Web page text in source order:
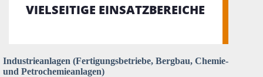
VIELSEITIGE EINSATZBEREICHE
Industrieanlagen (Fertigungsbetriebe, Bergbau, Chemie-
und Petrochemieanlagen)